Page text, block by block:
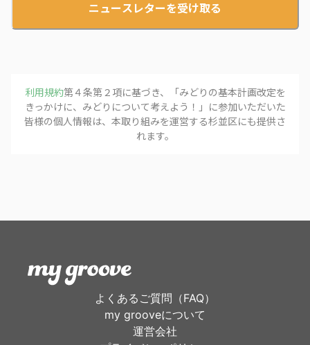
ニュースレターを受け取る
利用規約第４条第２項に基づき、「みどりの基本計画改定を
きっかけに、みどりについて考えよう！ 」に参加いただいた
皆様の個人情報は、本取り組みを運営する杉並区にも提供さ
れます。
よくあるご質問（FAQ）
my grooveについて
運営会社